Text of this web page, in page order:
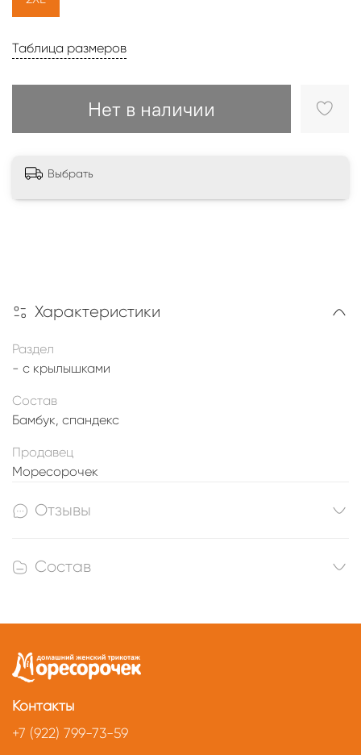
Таблица размеров
Нет в наличии
Выбрать
Характеристики
Раздел
- с крылышками
Состав
Бамбук, спандекс
Продавец
Моресорочек
Отзывы
Состав
Контакты
+7 (922) 799-73-59